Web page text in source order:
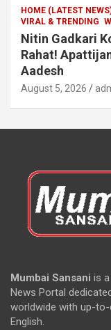
HOME (LATEST
VIRAL & TRENDING
Nitin Gadkari
Rahat!
Aadesh
August 5, 2026
Mumbai Sansani is
News Portal
worldwide with up-
English.